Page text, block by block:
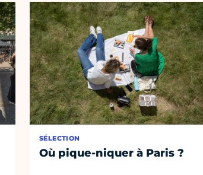
SÉLECTION
Où pique-niquer à Paris ?